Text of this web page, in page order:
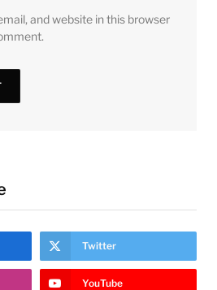
and website in this browser
Twitter
YouTube